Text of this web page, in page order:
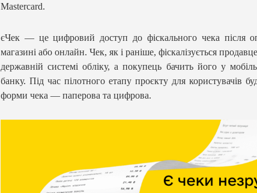
Mastercard.
єЧек — це цифровий доступ до фіскального чека після
магазині або онлайн. Чек, як і раніше, фіскалізується
державній системі обліку, а покупець бачить його у
банку. Під час пілотного етапу проєкту для користувачів
форми чека — паперова та цифрова.